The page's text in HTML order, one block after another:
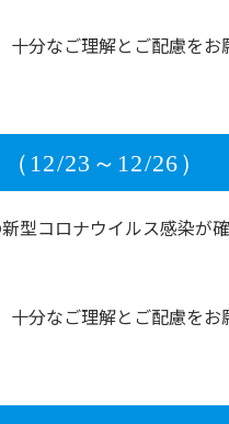
分なご理解とご配慮をお
12/23～12/26）
型コロナウイルス感染が
分なご理解とご配慮をお